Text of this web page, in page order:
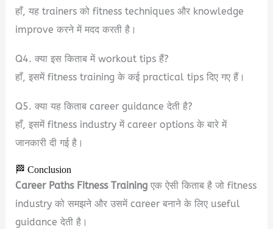
हाँ, यह trainers को fitness techniques और knowledge
improve करने में मदद करती है।
Q4. क्या इस किताब में workout tips हैं?
हाँ, इसमें fitness training के कई practical tips दिए गए हैं।
Q5. क्या यह किताब career guidance देती है?
हाँ, इसमें fitness industry में career options के बारे में
जानकारी दी गई है।
🏁 Conclusion
Career Paths Fitness Training एक ऐसी किताब है जो fitness
industry को समझने और उसमें career बनाने के लिए useful
guidance देती है।